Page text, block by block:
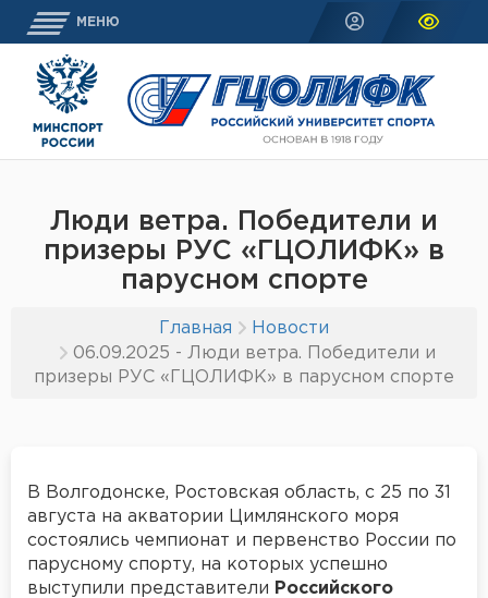
МЕНЮ
Люди ветра. Победители и
призеры РУС «ГЦОЛИФК» в
парусном спорте
Главная
Новости
06.09.2025 - Люди ветра. Победители и
призеры РУС «ГЦОЛИФК» в парусном спорте
В Волгодонске, Ростовская область, с 25 по 31
августа на акватории Цимлянского моря
состоялись чемпионат и первенство России по
парусному спорту, на которых успешно
выступили представители Российского